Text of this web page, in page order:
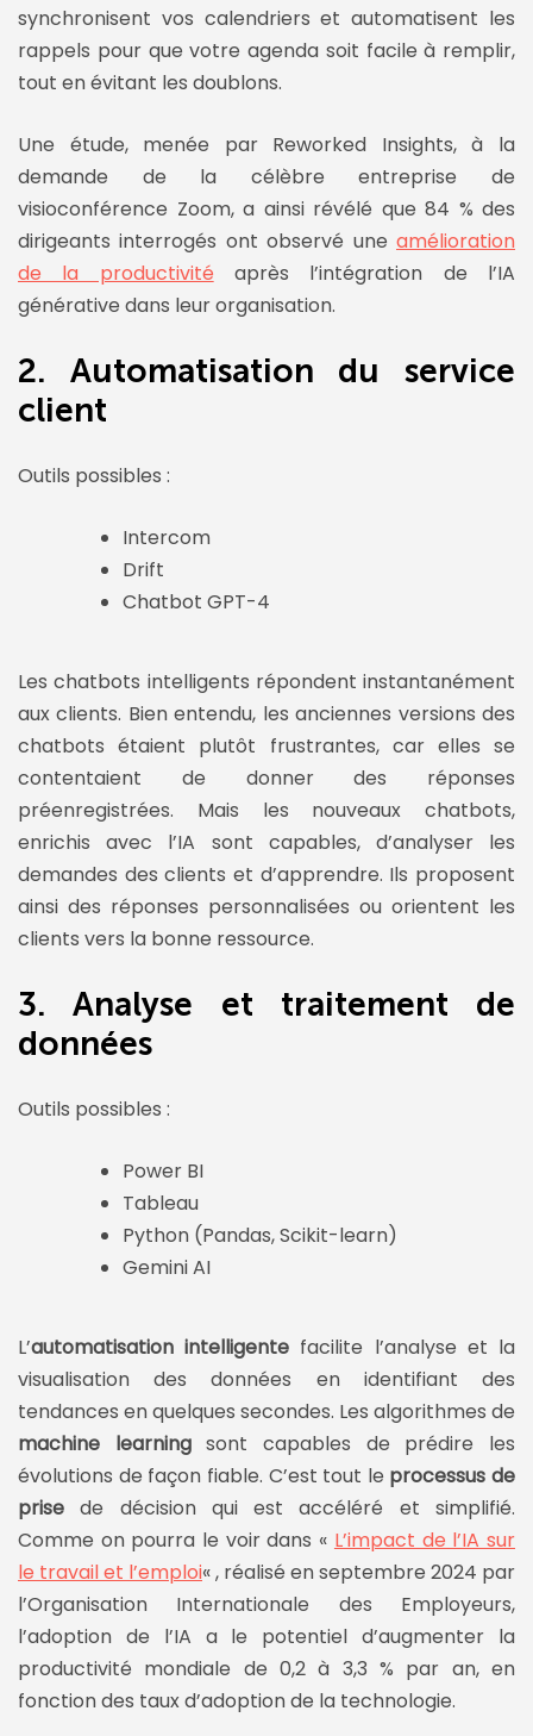
synchronisent vos calendriers et automatisent les
rappels pour que votre agenda soit facile à remplir,
tout en évitant les doublons.
Une étude, menée par Reworked Insights, à la
demande de la célèbre entreprise de
visioconférence Zoom, a ainsi révélé que 84 % des
dirigeants interrogés ont observé une amélioration
de la productivité après l’intégration de l’IA
générative dans leur organisation.
2. Automatisation du service
client
Outils possibles :
Intercom
Drift
Chatbot GPT-4
Les chatbots intelligents répondent instantanément
aux clients. Bien entendu, les anciennes versions des
chatbots étaient plutôt frustrantes, car elles se
contentaient de donner des réponses
préenregistrées. Mais les nouveaux chatbots,
enrichis avec l’IA sont capables, d’analyser les
demandes des clients et d’apprendre. Ils proposent
ainsi des réponses personnalisées ou orientent les
clients vers la bonne ressource.
3. Analyse et traitement de
données
Outils possibles :
Power BI
Tableau
Python (Pandas, Scikit-learn)
Gemini AI
L’automatisation intelligente facilite l’analyse et la
visualisation des données en identifiant des
tendances en quelques secondes. Les algorithmes de
machine learningsont capables de prédire les
évolutions de façon fiable. C’est tout le processus de
prise de décision qui est accéléré et simplifié.
Comme on pourra le voir dans « L’impact de l’IA sur
le travail et l’emploi« , réalisé en septembre 2024 par
l’Organisation Internationale des Employeurs,
l’adoption de l’IA a le potentiel d’augmenter la
productivité mondiale de 0,2 à 3,3 % par an, en
fonction des taux d’adoption de la technologie.